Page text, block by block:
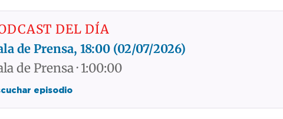
DEL DÍA
de Prensa, 18:00 (02/07/2026)
de Prensa · 1:00:00
episodio